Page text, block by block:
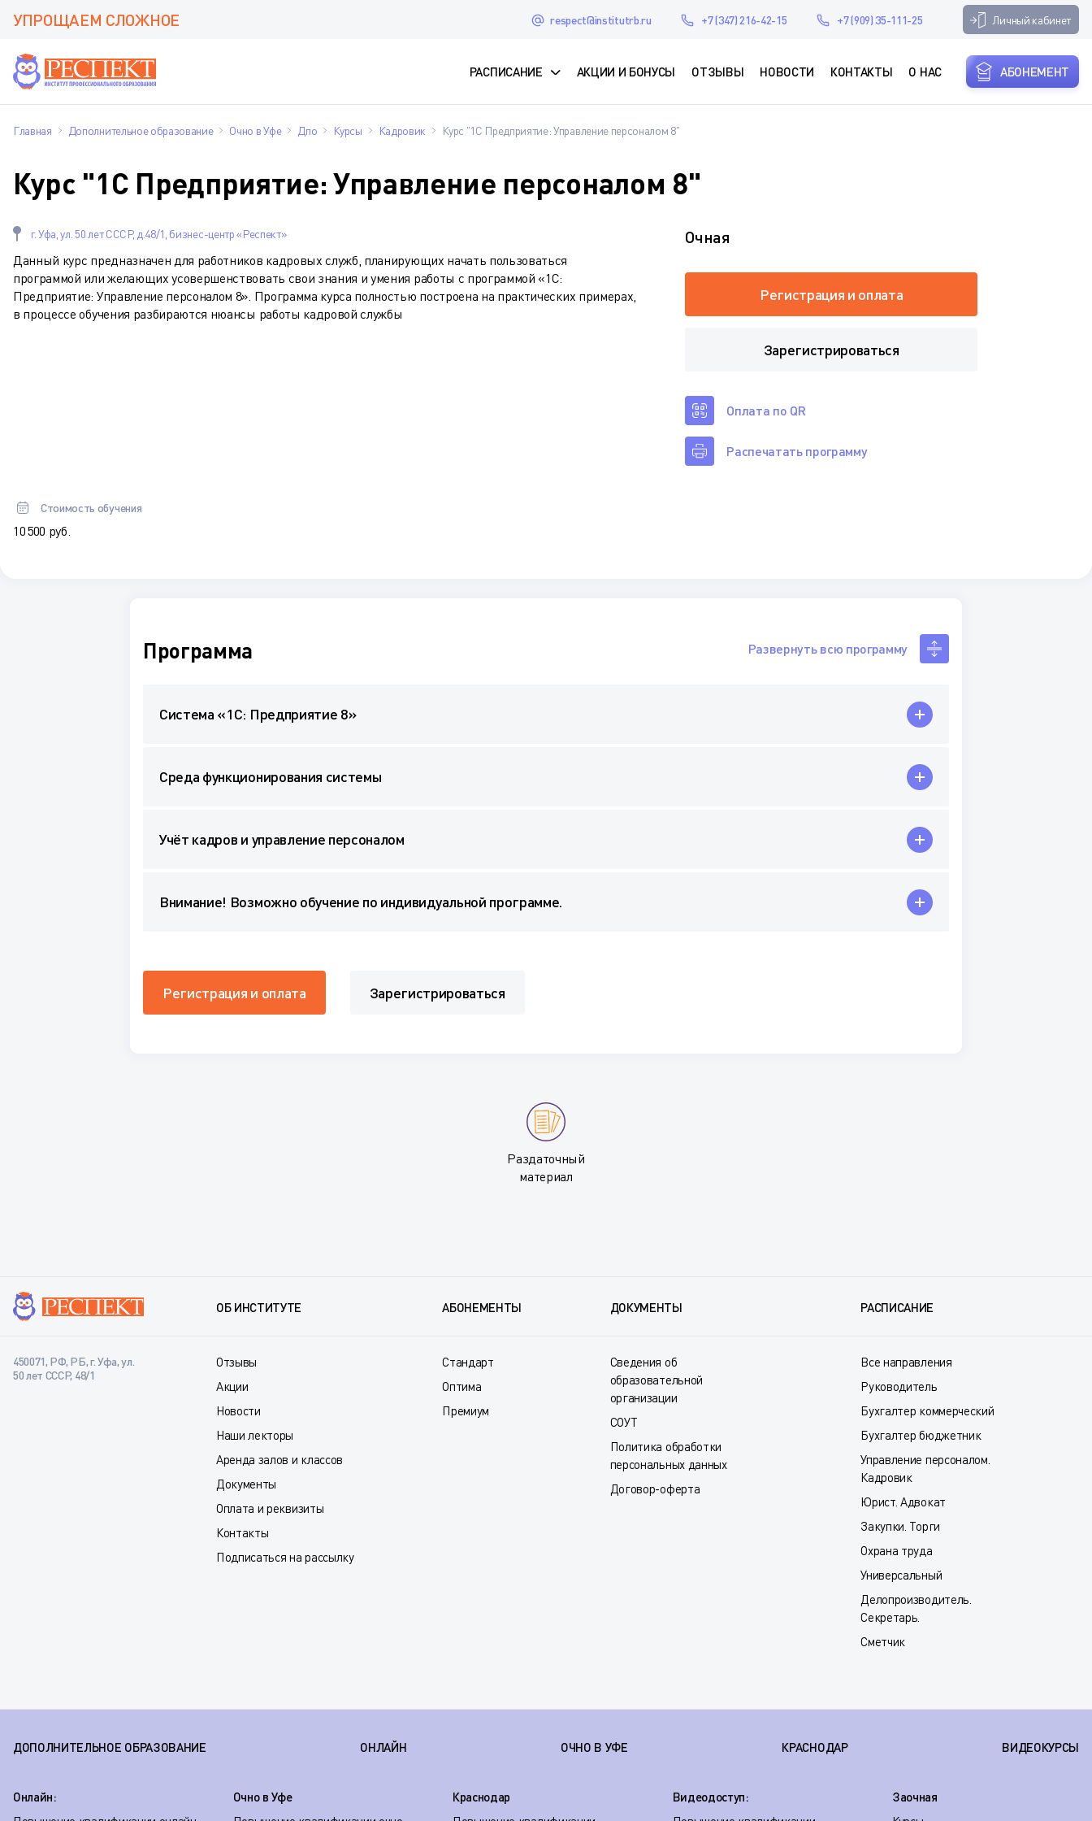
УПРОЩАЕМ СЛОЖНОЕ respect@institutrb.ru +7 (347) 216-42-15 +7 (909) 35-111-25 Личный кабинет
РАСПИСАНИЕ АКЦИИ И БОНУСЫ ОТЗЫВЫ НОВОСТИ КОНТАКТЫ О НАС АБОНЕМЕНТ
Главная Дополнительное образование Очно в Уфе Дпо Курсы Кадровик Курс "1С Предприятие: Управление персоналом 8"
Курс "1С Предприятие: Управление персоналом 8"
г. Уфа, ул. 50 лет СССР, д.48/1, бизнес-центр «Респект»
Данный курс предназначен для работников кадровых служб, планирующих начать пользоваться
программой или желающих усовершенствовать свои знания и умения работы с программой «1С:
Предприятие: Управление персоналом 8». Программа курса полностью построена на практических примерах,
в процессе обучения разбираются нюансы работы кадровой службы
Очная
Регистрация и оплата
Зарегистрироваться
Оплата по QR
Распечатать программу
Стоимость обучения
10 500 руб.
Программа Развернуть всю программу
Система «1С: Предприятие 8»
Среда функционирования системы
Учёт кадров и управление персоналом
Внимание! Возможно обучение по индивидуальной программе.
Регистрация и оплата Зарегистрироваться
Раздаточный
материал
ОБ ИНСТИТУТЕ
Отзывы
Акции
Новости
Наши лекторы
Аренда залов и классов
Документы
Оплата и реквизиты
Контакты
Подписаться на рассылку
АБОНЕМЕНТЫ
Стандарт
Оптима
Премиум
ДОКУМЕНТЫ
Сведения об
образовательной
организации
СОУТ
Политика обработки
персональных данных
Договор-оферта
РАСПИСАНИЕ
Все направления
Руководитель
Бухгалтер коммерческий
Бухгалтер бюджетник
Управление персоналом.
Кадровик
Юрист. Адвокат
Закупки. Торги
Охрана труда
Универсальный
Делопроизводитель.
Секретарь.
Сметчик
450071, РФ, РБ, г. Уфа, ул.
50 лет СССР, 48/1
ДОПОЛНИТЕЛЬНОЕ ОБРАЗОВАНИЕ ОНЛАЙН ОЧНО В УФЕ КРАСНОДАР ВИДЕОКУРСЫ
Онлайн:
Очно в Уфе
Краснодар
Видеодоступ:
Заочная